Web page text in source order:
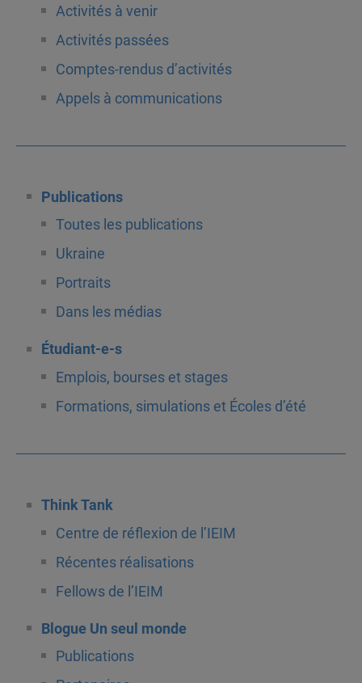
Activités à venir
Activités passées
Comptes-rendus d’activités
Appels à communications
Publications
Toutes les publications
Ukraine
Portraits
Dans les médias
Étudiant-e-s
Emplois, bourses et stages
Formations, simulations et Écoles d’été
Think Tank
Centre de réflexion de l’IEIM
Récentes réalisations
Fellows de l’IEIM
Blogue Un seul monde
Publications